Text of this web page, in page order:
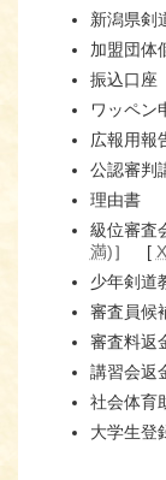
新潟県剣
加盟団
振込口
ワッペ
広報用
公認審
理由書
級位審
満)］ [
少年剣道
審査員
審査料
講習会
社会体
大学生